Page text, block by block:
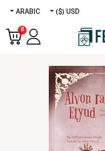
USD ($)
ARABIC
0